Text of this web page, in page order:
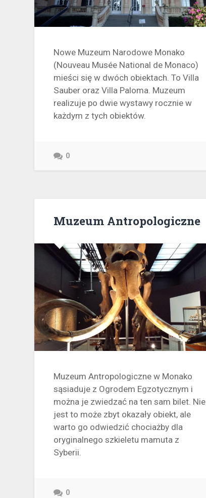
Nowe Muzeum Narodowe Monako
(Nouveau Musée National de Monaco)
mieści się w dwóch obiektach. To Villa
Sauber oraz Villa Paloma. Muzeum
realizuje po dwie wystawy rocznie w
każdym z tych obiektów.
0
Muzeum Antropologiczne
Muzeum Antropologiczne w Monako
sąsiaduje z Ogrodem Egzotycznym i
można je zwiedzać na ten sam bilet. Nie
jest to może zbyt okazały obiekt, ale
warto go odwiedzić chociażby dla
oryginalnego szkieletu mamuta z
Syberii.
0